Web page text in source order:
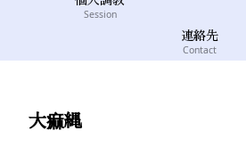
Session
連絡先
Contact
大痲縄